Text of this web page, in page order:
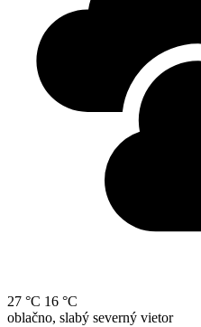
27 °C 16 °C
oblačno, slabý severný vietor